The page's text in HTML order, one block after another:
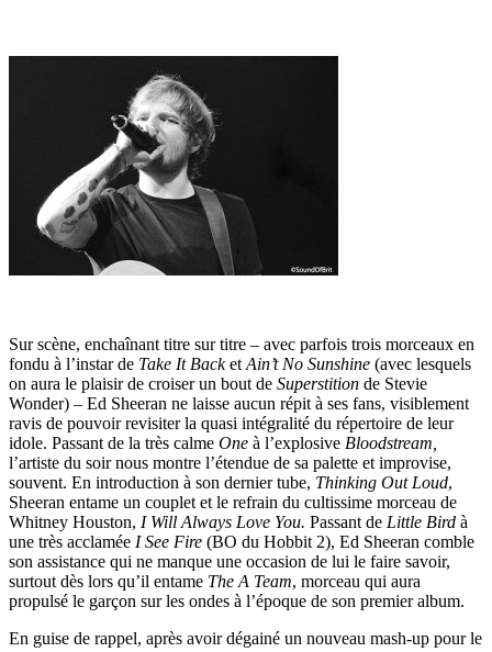
Sur scène, enchaînant titre sur titre – avec parfois trois morceaux en
fondu à l’instar de Take It Backet Ain’t No Sunshine (avec lesquels
on aura le plaisir de croiser un bout de Superstition de Stevie
Wonder) – Ed Sheeran ne laisse aucun répit à ses fans, visiblement
ravis de pouvoir revisiter la quasi intégralité du répertoire de leur
idole. Passant de la très calme One à l’explosive Bloodstream,
l’artiste du soir nous montre l’étendue de sa palette et improvise,
souvent. En introduction à son dernier tube, Thinking Out Loud,
Sheeran entame un couplet et le refrain du cultissime morceau de
Whitney Houston, I Will Always Love You. Passant de Little Bird à
une très acclamée I See Fire (BO du Hobbit 2), Ed Sheeran comble
son assistance qui ne manque une occasion de lui le faire savoir,
surtout dès lors qu’il entame The A Team, morceau qui aura
propulsé le garçon sur les ondes à l’époque de son premier album.
En guise de rappel, après avoir dégainé un nouveau mash-up pour le